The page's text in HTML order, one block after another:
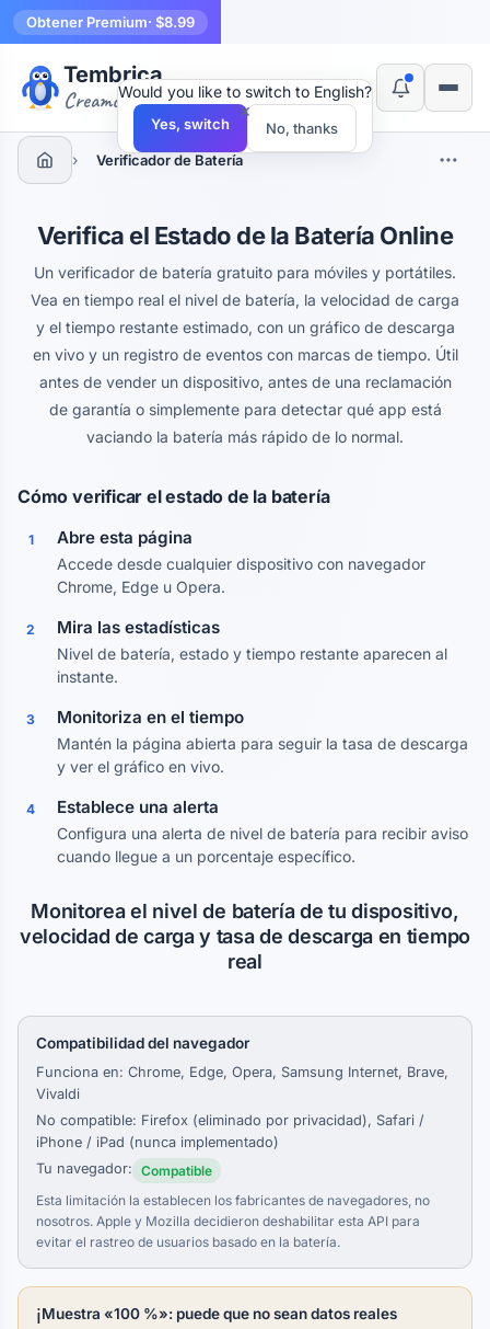
Obtener Premium· $8.99
Tembrica
Creamos herramientas
› Verificador de Batería
Verifica el Estado de la Batería Online
Un verificador de batería gratuito para móviles y portátiles.
Vea en tiempo real el nivel de batería, la velocidad de carga
y el tiempo restante estimado, con un gráfico de descarga
en vivo y un registro de eventos con marcas de tiempo. Útil
antes de vender un dispositivo, antes de una reclamación
de garantía o simplemente para detectar qué app está
vaciando la batería más rápido de lo normal.
Cómo verificar el estado de la batería
1 Abre esta página
Accede desde cualquier dispositivo con navegador
Chrome, Edge u Opera.
2 Mira las estadísticas
Nivel de batería, estado y tiempo restante aparecen al
instante.
3 Monitoriza en el tiempo
Mantén la página abierta para seguir la tasa de descarga
y ver el gráfico en vivo.
4 Establece una alerta
Configura una alerta de nivel de batería para recibir aviso
cuando llegue a un porcentaje específico.
Monitorea el nivel de batería de tu dispositivo,
velocidad de carga y tasa de descarga en tiempo
real
Compatibilidad del navegador
Funciona en: Chrome, Edge, Opera, Samsung Internet, Brave,
Vivaldi
No compatible: Firefox (eliminado por privacidad), Safari /
iPhone / iPad (nunca implementado)
Tu navegador: Compatible
Esta limitación la establecen los fabricantes de navegadores, no
nosotros. Apple y Mozilla decidieron deshabilitar esta API para
evitar el rastreo de usuarios basado en la batería.
ℹ️Muestra «100 %»: puede que no sean datos reales
×
Would you like to switch to English?
Yes, switch No, thanks